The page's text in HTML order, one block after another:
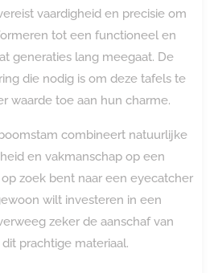
vaardigheid en precisie om
tot een functioneel en
generaties lang meegaat. De
die nodig is om deze tafels te
waarde toe aan hun charme.
combineert natuurlijke
en vakmanschap op een
zoek bent naar een eyecatcher
wilt investeren in een
zeker de aanschaf van
prachtige materiaal.